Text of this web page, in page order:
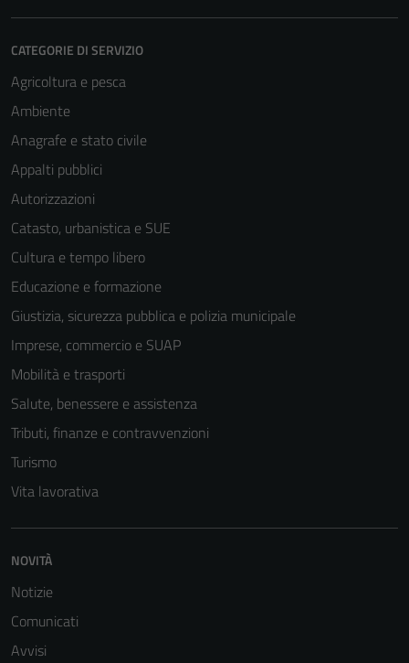
CATEGORIE DI SERVIZIO
Agricoltura e pesca
Ambiente
Anagrafe e stato civile
Appalti pubblici
Autorizzazioni
Catasto, urbanistica e SUE
Cultura e tempo libero
Educazione e formazione
Giustizia, sicurezza pubblica e polizia municipale
Imprese, commercio e SUAP
Mobilità e trasporti
Salute, benessere e assistenza
Tributi, finanze e contravvenzioni
Turismo
Vita lavorativa
NOVITÀ
Notizie
Comunicati
Avvisi